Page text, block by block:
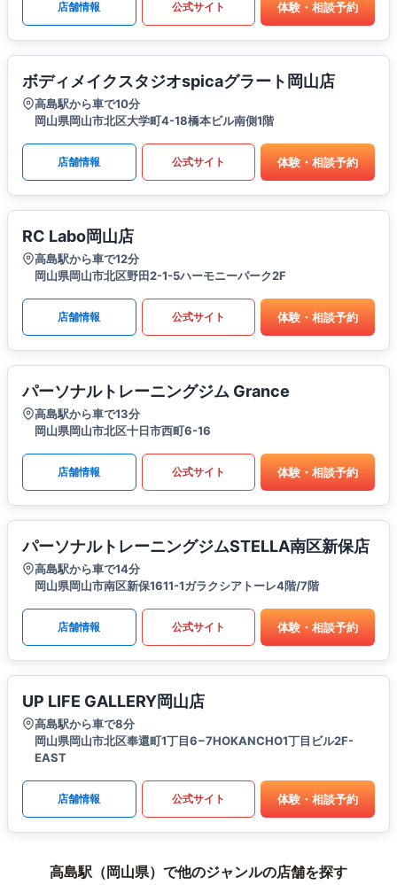
店舗情報 公式サイト 体験・相談予約
ボディメイクスタジオspicaグラート岡山店
高島駅から車で10分
岡山県岡山市北区大学町4-18橋本ビル南側1階
店舗情報 公式サイト 体験・相談予約
RC Labo岡山店
高島駅から車で12分
岡山県岡山市北区野田2-1-5ハーモニーパーク2F
店舗情報 公式サイト 体験・相談予約
パーソナルトレーニングジム Grance
高島駅から車で13分
岡山県岡山市北区十日市西町6-16
店舗情報 公式サイト 体験・相談予約
パーソナルトレーニングジムSTELLA南区新保店
高島駅から車で14分
岡山県岡山市南区新保1611-1ガラクシアトーレ4階/7階
店舗情報 公式サイト 体験・相談予約
UP LIFE GALLERY岡山店
高島駅から車で8分
岡山県岡山市北区奉還町1丁目6−7HOKANCHO1丁目ビル2F-
EAST
店舗情報 公式サイト 体験・相談予約
高島駅（岡山県）で他のジャンルの店舗を探す